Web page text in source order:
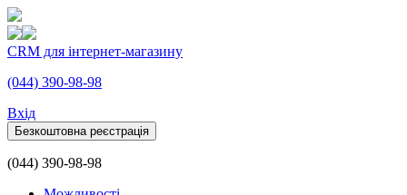
CRM для інтернет-магазину
(044) 390-98-98
Вхiд
Безкоштовна реєстрація
(044) 390-98-98